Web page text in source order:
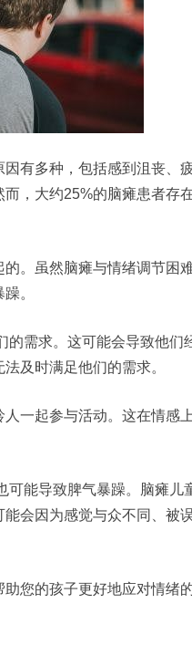
有多种，包括感到沮丧、
，大约25%的脑瘫患者存
。虽然脑瘫与情绪调节困
。
需求。这可能会导致他们
及时满足他们的需求。
一起参与活动。这在情感
能导致脾气暴躁。脑瘫儿
会因为感觉与众不同、被
您的孩子更好地应对情绪的